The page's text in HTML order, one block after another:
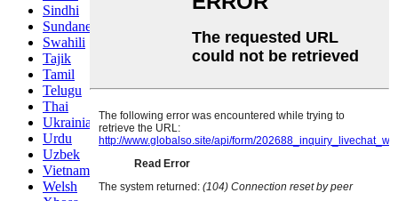
Sindhi
Sundanese
Swahili
Tajik
Tamil
Telugu
Thai
Ukrainian
Urdu
Uzbek
Vietnamese
Welsh